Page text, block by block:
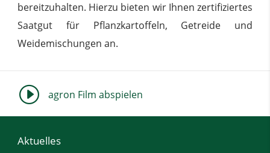
bereitzuhalten. Hierzu bieten wir Ihnen zertifiziertes
Saatgut für Pflanzkartoffeln, Getreide und
Weidemischungen an.
I agron Film abspielen
Aktuelles